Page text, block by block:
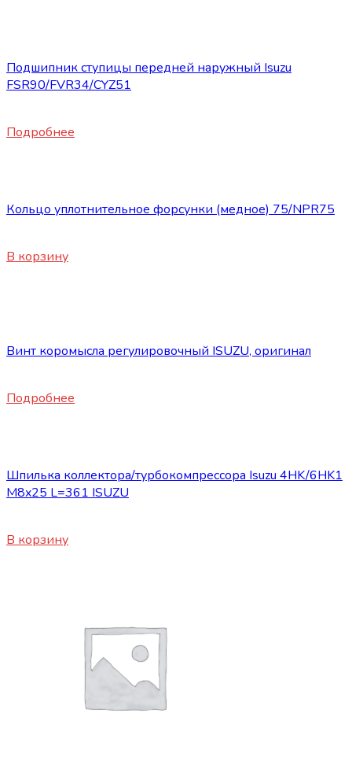
Подшипник ступицы передней наружный Isuzu
FSR90/FVR34/CYZ51
Подробнее
Кольцо уплотнительное форсунки (медное) 75/NPR75
В корзину
Винт коромысла регулировочный ISUZU, оригинал
Подробнее
Шпилька коллектора/турбокомпрессора Isuzu 4HK/6HK1
M8x25 L=361 ISUZU
В корзину